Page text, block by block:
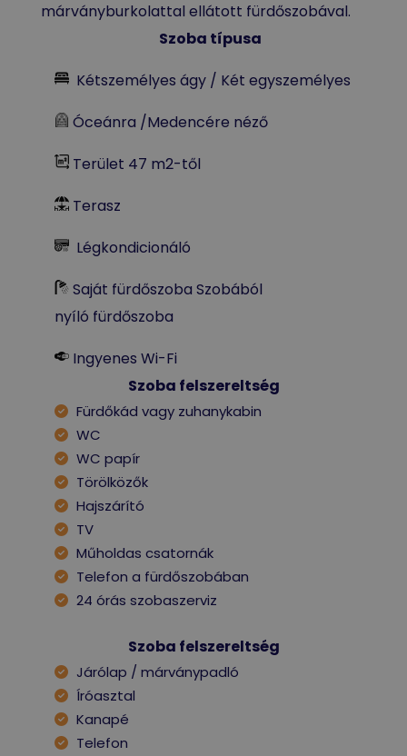
márványburkolattal ellátott fürdőszobával.
Szoba típusa
Kétszemélyes ágy / Két egyszemélyes
Óceánra /Medencére néző
Terület 47 m2-től
Terasz
Légkondicionáló
Saját fürdőszoba Szobából
nyíló fürdőszoba
Ingyenes Wi-Fi
Szoba felszereltség
Fürdőkád vagy zuhanykabin
WC
WC papír
Törölközők
Hajszárító
TV
Műholdas csatornák
Telefon a fürdőszobában
24 órás szobaszerviz
Szoba felszereltség
Járólap / márványpadló
Íróasztal
Kanapé
Telefon